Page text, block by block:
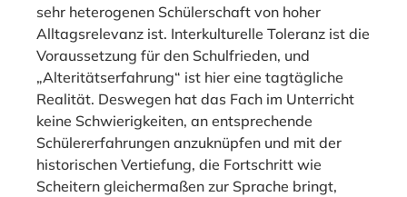
sehr heterogenen Schülerschaft von hoher
Alltagsrelevanz ist. Interkulturelle Toleranz ist die
Voraussetzung für den Schulfrieden, und
„Alteritätserfahrung“ ist hier eine tagtägliche
Realität. Deswegen hat das Fach im Unterricht
keine Schwierigkeiten, an entsprechende
Schülererfahrungen anzuknüpfen und mit der
historischen Vertiefung, die Fortschritt wie
Scheitern gleichermaßen zur Sprache bringt,